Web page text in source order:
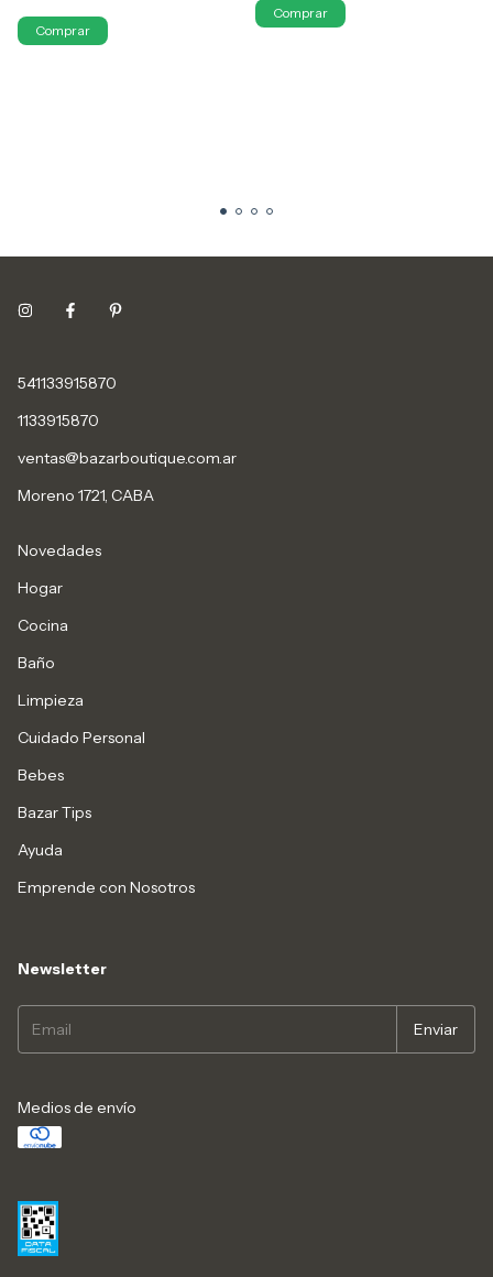
541133915870
1133915870
ventas@bazarboutique.com.ar
Moreno 1721, CABA
Novedades
Hogar
Cocina
Baño
Limpieza
Cuidado Personal
Bebes
Bazar Tips
Ayuda
Emprende con Nosotros
Newsletter
Medios de envío